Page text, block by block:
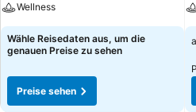
Wellness
Wähle Reisedaten aus, um die
genauen Preise zu sehen
Preise sehen